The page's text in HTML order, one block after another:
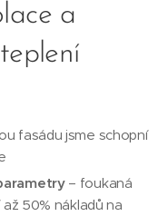
a
fasádu jsme schopní
– foukaná
50% nákladů na